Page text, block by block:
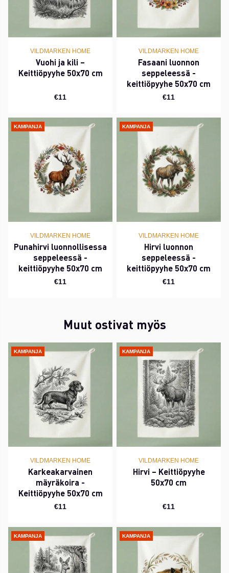
VILDMARKEN HOME
Vuohi ja kili –
Keittiöpyyhe 50x70 cm
€11
VILDMARKEN HOME
Fasaani luonnon
seppeleessä -
keittiöpyyhe 50x70 cm
€11
KAMPANJA
VILDMARKEN HOME
Punahirvi luonnollisessa
seppeleessä -
keittiöpyyhe 50x70 cm
€11
KAMPANJA
VILDMARKEN HOME
Hirvi luonnon
seppeleessä -
keittiöpyyhe 50x70 cm
€11
Muut ostivat myös
KAMPANJA
VILDMARKEN HOME
Karkeakarvainen
mäyräkoira -
Keittiöpyyhe 50x70 cm
€11
KAMPANJA
VILDMARKEN HOME
Hirvi – Keittiöpyyhe
50x70 cm
€11
KAMPANJA KAMPANJA